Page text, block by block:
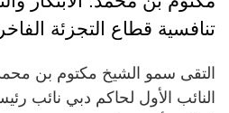
تنافسية قطاع التجزئة
التقى سمو الشيخ مكتوم بن
النائب الأول لحاكم دبي نائب